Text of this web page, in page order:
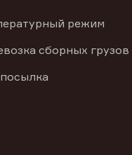
режим
сборных грузов